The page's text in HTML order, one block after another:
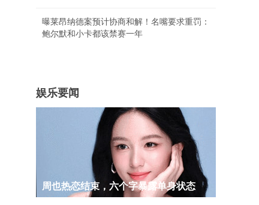
曝莱昂纳德案预计协商和解！名嘴要求重罚：
鲍尔默和小卡都该禁赛一年
娱乐要闻
周也热恋结束，六个字暴露单身状态